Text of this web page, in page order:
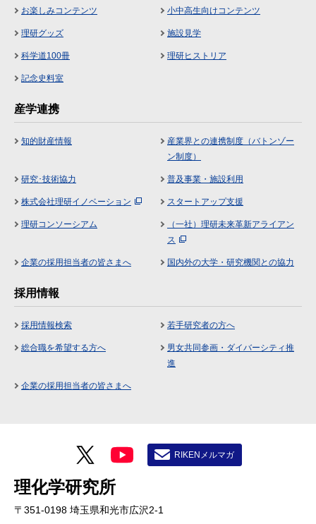
お楽しみコンテンツ 小中高生向けコンテンツ
理研グッズ 施設見学
科学道100冊 理研ヒストリア
記念史料室
産学連携
知的財産情報
産業界との連携制度（バトンゾー
ン制度）
研究･技術協力 普及事業・施設利用
株式会社理研イノベーション スタートアップ支援
理研コンソーシアム
（一社）理研未来革新アライアン
ス
企業の採用担当者の皆さまへ 国内外の大学・研究機関との協力
採用情報
採用情報検索 若手研究者の方へ
総合職を希望する方へ
男女共同参画・ダイバーシティ推
進
企業の採用担当者の皆さまへ
理化学研究所
〒351-0198 埼玉県和光市広沢2-1
RIKENメルマガ